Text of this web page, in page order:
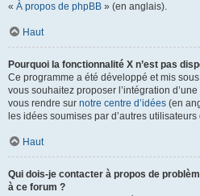
« À propos de phpBB » (en anglais).
Haut
Pourquoi la fonctionnalité X n’est pas
Ce programme a été développé et mis
vous souhaitez proposer l’intégration
vous rendre sur notre centre d’idées (en
les idées soumises par d’autres
Haut
Qui dois-je contacter à propos de
à ce forum ?